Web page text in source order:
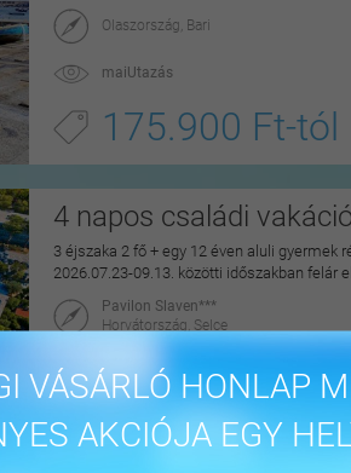
VÁSÁRLÓ HONLAP
AKCIÓJA EGY
Olaszország, Bari
maiUtazás
175.900 Ft-tól
4 napos családi
3 éjszaka 2 fő + egy 12 éven aluli gyermek
2026.07.23-09.13. közötti időszakban felár
Pavilon Slaven***
Horvátország, Selce
144.900 Ft